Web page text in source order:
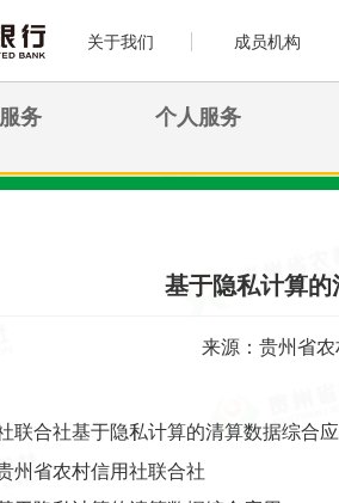
关于我们 成员机构
务 个人服务
基于隐私计算
来源：贵州省
联合社基于隐私计算的清算数据综合
州省农村信用社联合社